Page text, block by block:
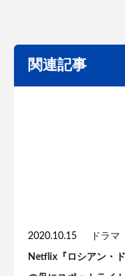
関連記事
2020.10.15 ドラマ
Netflix『ロシアン・